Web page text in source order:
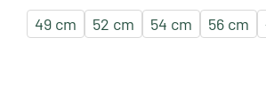
49 cm 52 cm 54 cm 56 cm